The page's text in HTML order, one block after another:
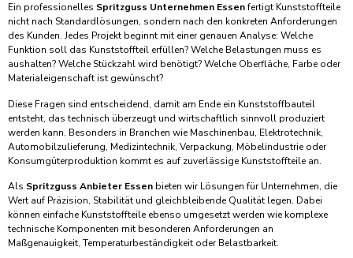
Ein professionelles Spritzguss Unternehmen Essenfertigt Kunststoffteile
nicht nach Standardlösungen, sondern nach den konkreten Anforderungen
des Kunden. Jedes Projekt beginnt mit einer genauen Analyse: Welche
Funktion soll das Kunststoffteil erfüllen? Welche Belastungen muss es
aushalten? Welche Stückzahl wird benötigt? Welche Oberfläche, Farbe oder
Materialeigenschaft ist gewünscht?
Diese Fragen sind entscheidend, damit am Ende ein Kunststoffbauteil
entsteht, das technisch überzeugt und wirtschaftlich sinnvoll produziert
werden kann. Besonders in Branchen wie Maschinenbau, Elektrotechnik,
Automobilzulieferung, Medizintechnik, Verpackung, Möbelindustrie oder
Konsumgüterproduktion kommt es auf zuverlässige Kunststoffteile an.
Als Spritzguss Anbieter Essen bieten wir Lösungen für Unternehmen, die
Wert auf Präzision, Stabilität und gleichbleibende Qualität legen. Dabei
können einfache Kunststoffteile ebenso umgesetzt werden wie komplexe
technische Komponenten mit besonderen Anforderungen an
Maßgenauigkeit, Temperaturbeständigkeit oder Belastbarkeit.